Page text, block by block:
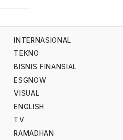
INTERNASIONAL
TEKNO
BISNIS FINANSIAL
ESGNOW
VISUAL
ENGLISH
TV
RAMADHAN